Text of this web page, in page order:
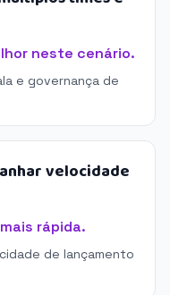
neste cenário.
e governança de
velocidade
rápida.
de lançamento